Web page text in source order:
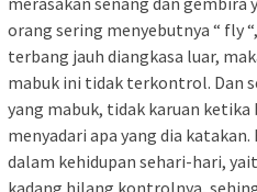
orang sering menyebutnya “ fly
terbang jauh diangkasa luar,
mabuk ini tidak terkontrol. Dan
yang mabuk, tidak karuan
menyadari apa yang dia
dalam kehidupan sehari-hari,